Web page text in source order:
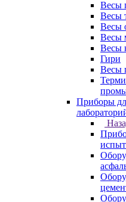
Весы
Весы
Весы
Весы
Весы
Гири
Весы
Приборы